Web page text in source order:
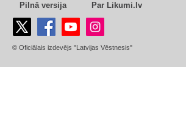
Pilnā versija
Par Likumi.lv
© Oficiālais izdevējs "Latvijas Vēstnesis"